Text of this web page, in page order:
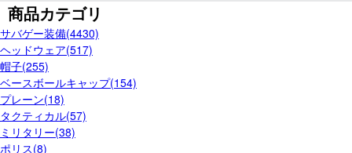
商品カテゴリ
サバゲー装備(4430)
ヘッドウェア(517)
帽子(255)
ベースボールキャップ(154)
プレーン(18)
タクティカル(57)
ミリタリー(38)
ポリス(8)